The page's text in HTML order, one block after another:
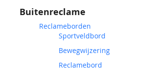
Buitenreclame
Reclameborden
Sportveldbord
Bewegwijzering
Reclamebord